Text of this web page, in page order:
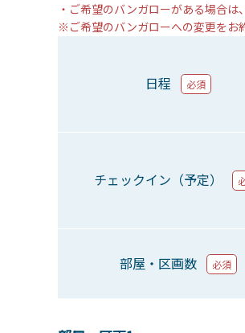
・ご希望のバンガローがある場合
※ご希望のバンガローへの変更をお
日程 必須
チェックイン（予定）
部屋・区画数 必須